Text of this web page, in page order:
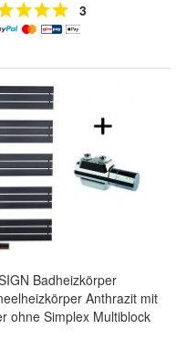
3
Badheizkörper
Anthrazit mit
ohne Simplex Multiblock